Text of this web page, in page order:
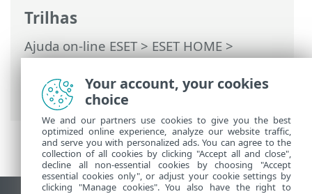
Trilhas
Ajuda on-line ESET>ESET HOME>
Trabalhando com o ESET HOME>
Membros
>Recursos ESET atribuídos ao
membro
> Proteção antivírus
Your account, your cookies
choice
We and our partners use cookies to give you the best
optimized online experience, analyze our website traffic,
and serve you with personalized ads. You can agree to the
collection of all cookies by clicking "Accept all and close",
decline all non-essential cookies by choosing "Accept
essential cookies only", or adjust your cookie settings by
clicking "Manage cookies". You also have the right to